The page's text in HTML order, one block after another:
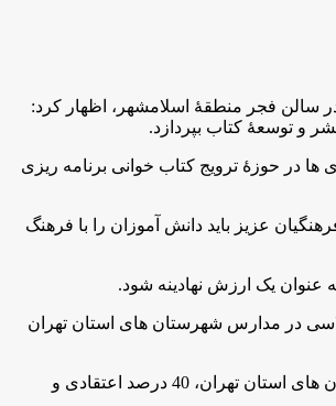
سالن فجر منطقۀ اسلامشهر، اظهار كرد:
و توسعۀ کتاب بپردازد.
در حوزۀ ترویج کتاب خوانی برنامه ریزی
عزیز بايد دانش آموزان را با فرهنگ
عنوان یک ارزش نهادینه شود.
و 556 هزار کلاس درس در مقطع ابتدایی در شهرستان های استان تهران وجود دارد، گفت: 5 هزار و صد و 89 کتابخانۀ کلاسی در مدارس شهرستان های استان تهران
وي پیرامون فراوانی موضوعات کتاب در کتابخانه های مدارس شهرستان های استان تهران افزود: از تعداد کتب موجود در کتابخانه های کلاسی در مدارس شهرستان های استان تهران، 40 درصد اعتقادی و